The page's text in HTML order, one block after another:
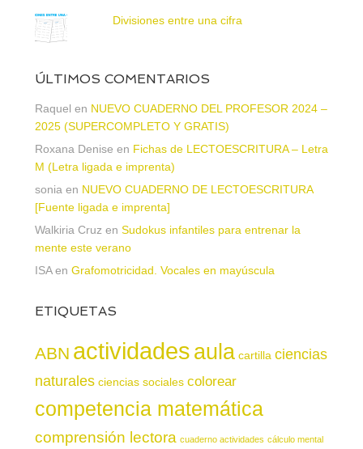
Divisiones entre una cifra
ÚLTIMOS COMENTARIOS
Raquel en NUEVO CUADERNO DEL PROFESOR 2024 –
2025 (SUPERCOMPLETO Y GRATIS)
Roxana Denise en Fichas de LECTOESCRITURA – Letra
M (Letra ligada e imprenta)
sonia en NUEVO CUADERNO DE LECTOESCRITURA
[Fuente ligada e imprenta]
Walkiria Cruz en Sudokus infantiles para entrenar la
mente este verano
ISAen Grafomotricidad. Vocales en mayúscula
ETIQUETAS
ABN actividadesaula cartilla ciencias
naturales ciencias sociales colorear
competencia matemática
comprensión lectora cuaderno actividades cálculo mental